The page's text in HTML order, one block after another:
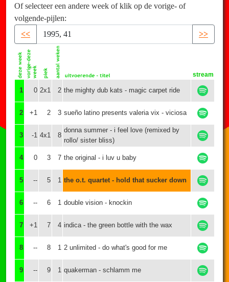
Of selecteer een andere week of klik op de vorige- of
volgende-pijlen:
<<
>>
stream
1 0 2x1 2 the mighty dub kats - magic carpet ride
2 +1 2 3 sueño latino presents valeria vix - viciosa
3 -1 4x1 8
donna summer - i feel love (remixed by
rollo/ sister bliss)
4 0 3 7 the original - i luv u baby
5 -- 5 1 the o.t. quartet - hold that sucker down
6 -- 6 1 double vision - knockin
7 +1 7 4 indica - the green bottle with the wax
8 -- 8 1 2 unlimited - do what's good for me
9 -- 9 1 quakerman - schlamm me